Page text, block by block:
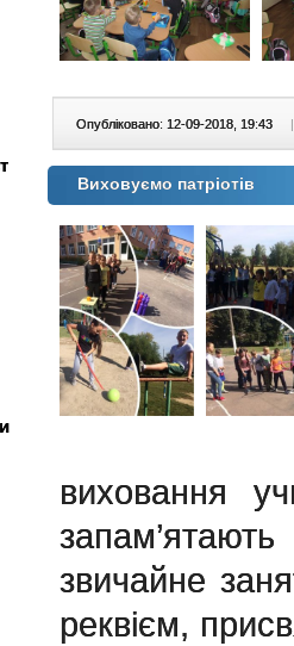
Опубліковано: 12-09-2018, 19:43 |
Виховуємо патріотів
виховання
звичайне
реквієм,